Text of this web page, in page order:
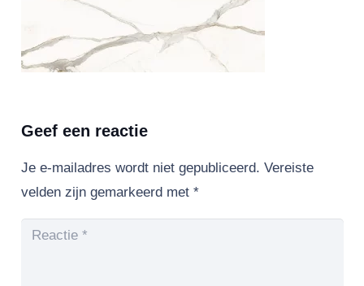
Geef een reactie
Je e-mailadres wordt niet gepubliceerd. Vereiste
velden zijn gemarkeerd met *